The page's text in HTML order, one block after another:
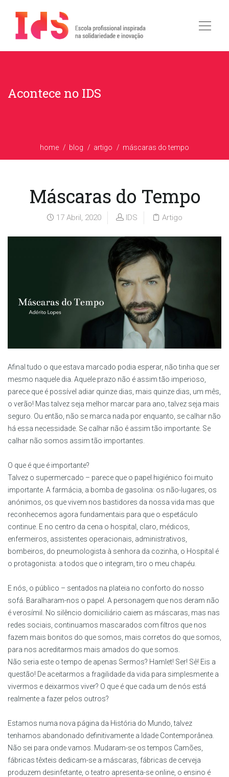
Acontece no IDS
home blog artigo máscaras do tempo
Máscaras do Tempo
17 Abril, 2020 IDS Artigo
Afinal tudo o que estava marcado podia esperar, não tinha que ser
mesmo naquele dia. Aquele prazo não é assim tão imperioso,
parece que é possível adiar quinze dias, mais quinze dias, um mês,
o verão! Mas talvez seja melhor marcar para ano, talvez seja mais
seguro. Ou então, não se marca nada por enquanto, se calhar não
há essa necessidade. Se calhar não é assim tão importante. Se
calhar não somos assim tão importantes.
O que é que é importante?
Talvez o supermercado – parece que o papel higiénico foi muito
importante. A farmácia, a bomba de gasolina: os não-lugares, os
anónimos, os que vivem nos bastidores da nossa vida mas que
reconhecemos agora fundamentais para que o espetáculo
continue. E no centro da cena o hospital, claro, médicos,
enfermeiros, assistentes operacionais, administrativos,
bombeiros, do pneumologista à senhora da cozinha, o Hospital é
o protagonista: a todos que o integram, tiro o meu chapéu.
E nós, o público – sentados na plateia no conforto do nosso
sofá. Baralharam-nos o papel. A personagem que nos deram não
é verosímil. No silêncio domiciliário caiem as máscaras, mas nas
redes sociais, continuamos mascarados com filtros que nos
fazem mais bonitos do que somos, mais corretos do que somos,
para nos acreditarmos mais amados do que somos.
Não seria este o tempo de apenas Sermos? Hamlet! Ser! Sê! Eis a
questão! De aceitarmos a fragilidade da vida para simplesmente a
vivermos e deixarmos viver? O que é que cada um de nós está
realmente a fazer pelos outros?
Estamos numa nova página da História do Mundo, talvez
tenhamos abandonado definitivamente a Idade Contemporânea.
Não sei para onde vamos. Mudaram-se os tempos Camões,
fábricas têxteis dedicam-se a máscaras, fábricas de cerveja
produzem desinfetante, o teatro apresenta-se online, o ensino é